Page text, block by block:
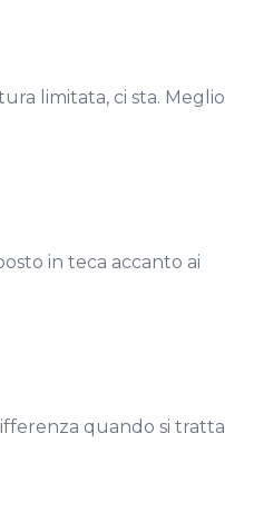
limitata, ci sta. Meglio
in teca accanto ai
quando si tratta